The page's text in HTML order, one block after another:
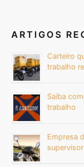
ARTIGOS
Carteiro
trabalho
Saiba
trabalho
Empresa